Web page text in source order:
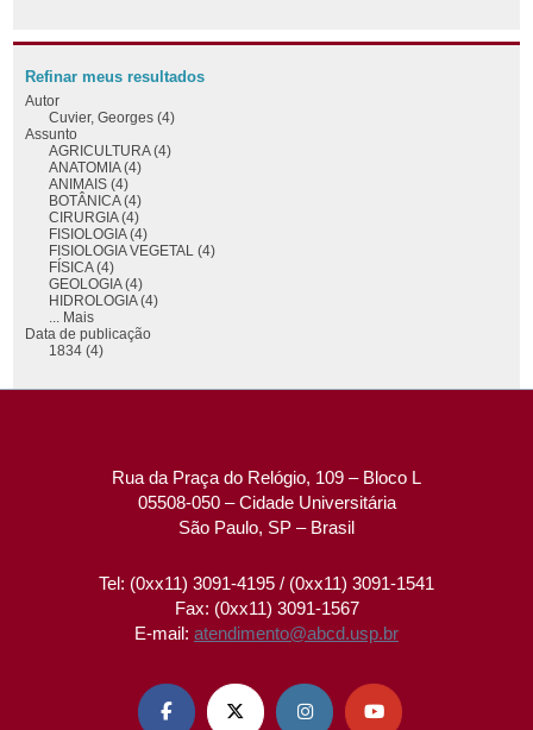
Refinar meus resultados
Autor
Cuvier, Georges (4)
Assunto
AGRICULTURA (4)
ANATOMIA (4)
ANIMAIS (4)
BOTÂNICA (4)
CIRURGIA (4)
FISIOLOGIA (4)
FISIOLOGIA VEGETAL (4)
FÍSICA (4)
GEOLOGIA (4)
HIDROLOGIA (4)
... Mais
Data de publicação
1834 (4)
Rua da Praça do Relógio, 109 – Bloco L
05508-050 – Cidade Universitária
São Paulo, SP – Brasil
Tel: (0xx11) 3091-4195 / (0xx11) 3091-1541
Fax: (0xx11) 3091-1567
E-mail: atendimento@abcd.usp.br
   